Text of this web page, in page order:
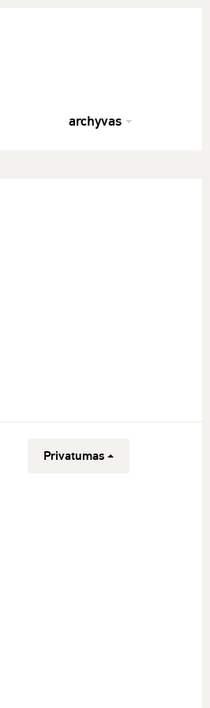
archyvas
Privatumas